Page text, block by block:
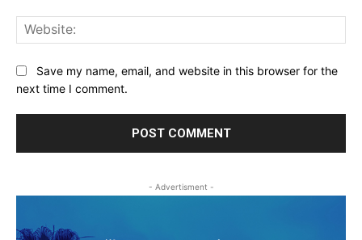
Save my name, email, and website in this browser for the
next time I comment.
- Advertisment -